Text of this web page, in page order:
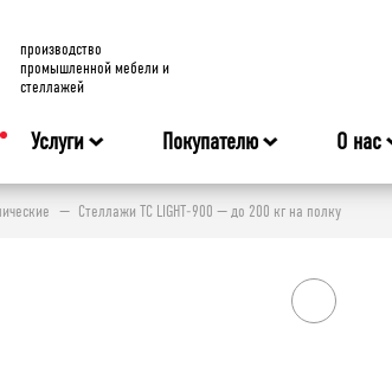
производство
промышленной мебели и
стеллажей
Услуги Покупателю О нас
Стеллажи ТС LIGHT-900 — до 200 кг на полку